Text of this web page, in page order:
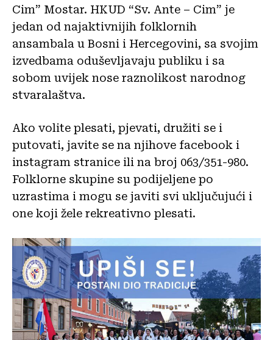
Cim” Mostar. HKUD “Sv. Ante – Cim” je
jedan od najaktivnijih folklornih
ansambala u Bosni i Hercegovini, sa svojim
izvedbama oduševljavaju publiku i sa
sobom uvijek nose raznolikost narodnog
stvaralaštva.
Ako volite plesati, pjevati, družiti se i
putovati, javite se na njihove facebook i
instagram stranice ili na broj 063/351-980.
Folklorne skupine su podijeljene po
uzrastima i mogu se javiti svi uključujući i
one koji žele rekreativno plesati.